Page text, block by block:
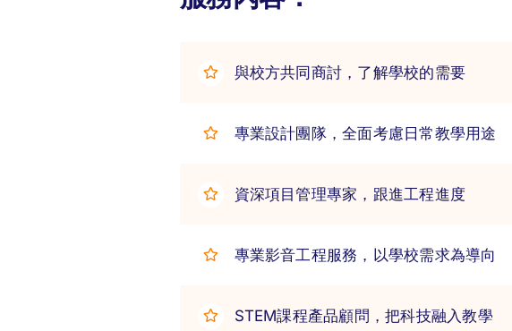
與校方共同商討，了解學校的需要
專業設計團隊，全面考慮日常教學用途
資深項目管理專家，跟進工程進度
專業影音工程服務，以學校需求為導向
STEM課程產品顧問，把科技融入教學